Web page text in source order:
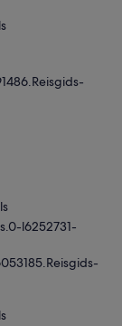
l6252731-